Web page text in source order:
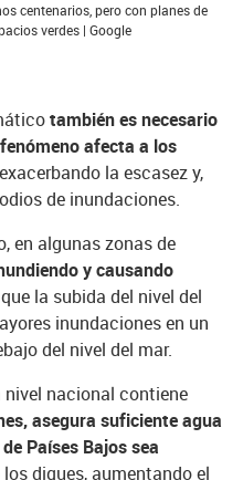
centenarios, pero con planes de
verdes | Google
también es necesario
afecta a los
la escasez y,
de inundaciones.
en algunas zonas de
y causando
la subida del nivel del
inundaciones en un
del nivel del mar.
nacional contiene
asegura suficiente agua
Países Bajos sea
diques, aumentando el